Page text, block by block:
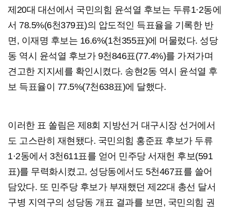
제20대 대선에서 국민의힘 윤석열 후보는 두류1·2동에
서 78.5%(6천379표)의 압도적인 득표율을 기록한 반
면, 이재명 후보는 16.6%(1천355표)에 머물렀다. 성당
동 역시 윤석열 후보가 9천846표(77.4%)를 가져가며
견고한 지지세를 확인시켰다. 송현2동 역시 윤석열 후
보 득표율이 77.5%(7천638표)에 달했다.
이러한 표 쏠림은 제8회 지방선거 대구시장 선거에서
도 고스란히 재현됐다. 국민의힘 홍준표 후보가 두류
1·2동에서 3천611표를 얻어 민주당 서재헌 후보(591
표)를 무력화시켰고, 성당동에서도 5천467표를 쓸어
담았다. 또 민주당 후보가 부재했던 제22대 총선 달서
구병 지역구의 성당동 개표 결과를 보면, 국민의힘 권